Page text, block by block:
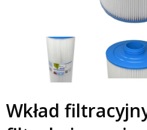
Wkład